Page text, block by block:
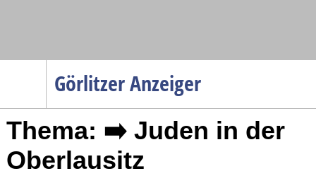
Görlitzer Anzeiger
Menüpunkte
Startseite
Gesellschaft
Thema: ➡️ Juden in der
Oberlausitz